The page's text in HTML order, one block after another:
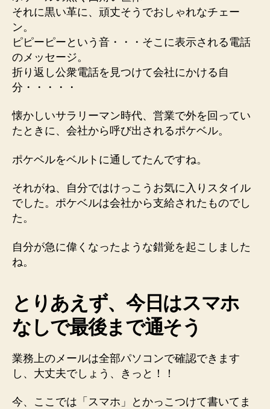
それに黒い革に、頑丈そうでおしゃれなチェー
ン。
ピピーピーという音・・・そこに表示される電話
のメッセージ。
折り返し公衆電話を見つけて会社にかける自
分・・・・・
懐かしいサラリーマン時代、営業で外を回ってい
たときに、会社から呼び出されるポケベル。
ポケベルをベルトに通してたんですね。
それがね、自分ではけっこうお気に入りスタイル
でした。ポケベルは会社から支給されたものでし
た。
自分が急に偉くなったような錯覚を起こしました
ね。
とりあえず、今日はスマホ
なしで最後まで通そう
業務上のメールは全部パソコンで確認できます
し、大丈夫でしょう、きっと！！
今、ここでは「スマホ」とかっこつけて書いてま